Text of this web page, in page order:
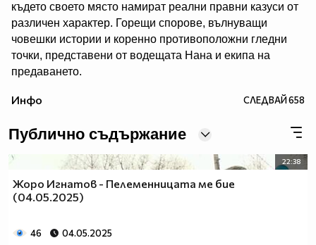
където своето място намират реални правни казуси от
различен характер. Горещи спорове, вълнуващи
човешки истории и коренно противоположни гледни
точки, представени от водещата Нана и екипа на
предаването.
Eпизодите на предаването може да гледате и в
Инфо СЛЕДВАЙ658
Публично съдържание
22:38
Жоро Игнатов - Пелеменницата ме бие
(04.05.2025)
46 04.05.2025